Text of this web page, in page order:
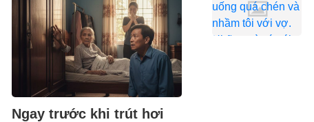
Ngay trước khi trút hơi